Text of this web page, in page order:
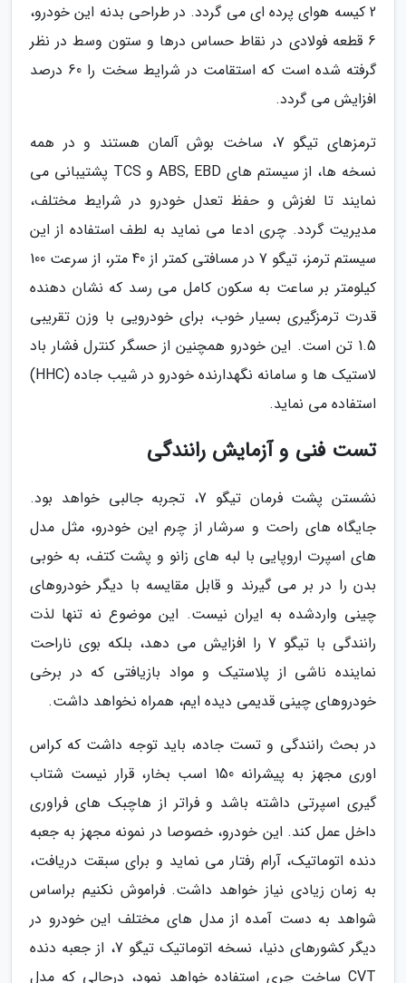
2 کیسه هوای پرده ای می گردد. در طراحی بدنه این خودرو،
6 قطعه فولادی در نقاط حساس درها و ستون وسط در نظر
گرفته شده است که استقامت در شرایط سخت را 60 درصد
افزایش می گردد.
ترمزهای تیگو 7، ساخت بوش آلمان هستند و در همه
نسخه ها، از سیستم های ABS, EBD و TCS پشتیبانی می
نمایند تا لغزش و حفظ تعدل خودرو در شرایط مختلف،
مدیریت گردد. چری ادعا می نماید به لطف استفاده از این
سیستم ترمز، تیگو 7 در مسافتی کمتر از 40 متر، از سرعت 100
کیلومتر بر ساعت به سکون کامل می رسد که نشان دهنده
قدرت ترمزگیری بسیار خوب، برای خودرویی با وزن تقریبی
1.5 تن است. این خودرو همچنین از حسگر کنترل فشار باد
لاستیک ها و سامانه نگهدارنده خودرو در شیب جاده (HHC)
استفاده می نماید.
تست فنی و آزمایش رانندگی
نشستن پشت فرمان تیگو 7، تجربه جالبی خواهد بود.
جایگاه های راحت و سرشار از چرم این خودرو، مثل مدل
های اسپرت اروپایی با لبه های زانو و پشت کتف، به خوبی
بدن را در بر می گیرند و قابل مقایسه با دیگر خودروهای
چینی واردشده به ایران نیست. این موضوع نه تنها لذت
رانندگی با تیگو 7 را افزایش می دهد، بلکه بوی ناراحت
نماینده ناشی از پلاستیک و مواد بازیافتی که در برخی
خودروهای چینی قدیمی دیده ایم، همراه نخواهد داشت.
در بحث رانندگی و تست جاده، باید توجه داشت که کراس
اوری مجهز به پیشرانه 150 اسب بخار، قرار نیست شتاب
گیری اسپرتی داشته باشد و فراتر از هاچبک های فراوری
داخل عمل کند. این خودرو، خصوصا در نمونه مجهز به جعبه
دنده اتوماتیک، آرام رفتار می نماید و برای سبقت دریافت،
به زمان زیادی نیاز خواهد داشت. فراموش نکنیم براساس
شواهد به دست آمده از مدل های مختلف این خودرو در
دیگر کشورهای دنیا، نسخه اتوماتیک تیگو 7، از جعبه دنده
CVT ساخت چری استفاده خواهد نمود، درحالی که مدل